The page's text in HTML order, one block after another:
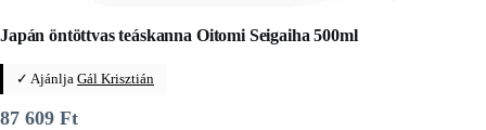
Japán öntöttvas teáskanna Oitomi Seigaiha 500ml
✓ Ajánlja Gál Krisztián
87 609 Ft